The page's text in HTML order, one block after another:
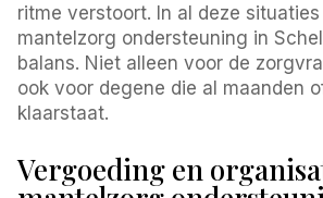
ritme verstoort. In al deze
mantelzorg ondersteuning in
balans. Niet alleen voor de
ook voor degene die al maanden
klaarstaat.
Vergoeding en